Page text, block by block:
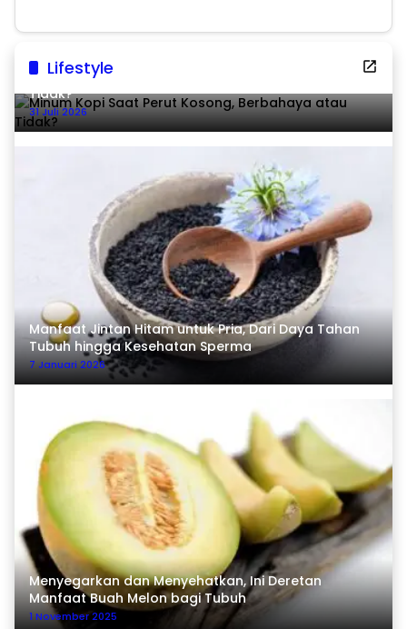
Lifestyle
Minum Kopi Saat Perut Kosong, Berbahaya atau
Tidak?
31 Juli 2026
Manfaat Jintan Hitam untuk Pria, Dari Daya Tahan
Tubuh hingga Kesehatan Sperma
7 Januari 2026
Menyegarkan dan Menyehatkan, Ini Deretan
Manfaat Buah Melon bagi Tubuh
1 November 2025